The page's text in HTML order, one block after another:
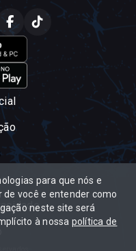
para que nós e
você e entender como
neste site será
à nossa política de